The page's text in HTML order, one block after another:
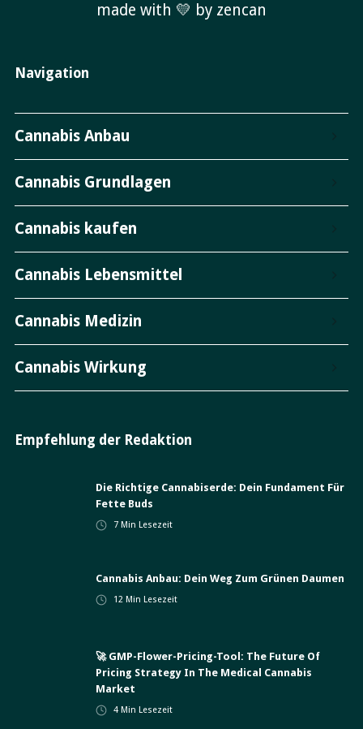
made with 💛 by zencan
Navigation
Cannabis Anbau
Cannabis Grundlagen
Cannabis kaufen
Cannabis Lebensmittel
Cannabis Medizin
Cannabis Wirkung
Empfehlung der Redaktion
Die Richtige Cannabiserde: Dein Fundament Für
Fette Buds
7 Min Lesezeit
Cannabis Anbau: Dein Weg Zum Grünen Daumen
12 Min Lesezeit
🚀 GMP-Flower-Pricing-Tool: The Future Of
Pricing Strategy In The Medical Cannabis
Market
4 Min Lesezeit